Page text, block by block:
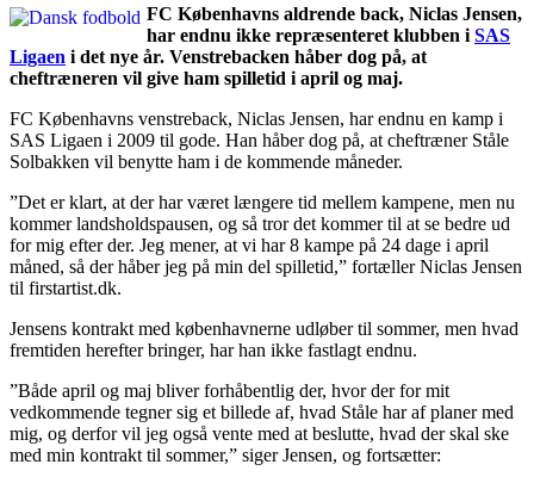
FC Københavns aldrende back, Niclas Jensen,
har endnu ikke repræsenteret klubben i SAS
Ligaen i det nye år. Venstrebacken håber dog på, at
cheftræneren vil give ham spilletid i april og maj.
FC Københavns venstreback, Niclas Jensen, har endnu en kamp i
SAS Ligaen i 2009 til gode. Han håber dog på, at cheftræner Ståle
Solbakken vil benytte ham i de kommende måneder.
”Det er klart, at der har været længere tid mellem kampene, men nu
kommer landsholdspausen, og så tror det kommer til at se bedre ud
for mig efter der. Jeg mener, at vi har 8 kampe på 24 dage i april
måned, så der håber jeg på min del spilletid,” fortæller Niclas Jensen
til firstartist.dk.
Jensens kontrakt med københavnerne udløber til sommer, men hvad
fremtiden herefter bringer, har han ikke fastlagt endnu.
”Både april og maj bliver forhåbentlig der, hvor der for mit
vedkommende tegner sig et billede af, hvad Ståle har af planer med
mig, og derfor vil jeg også vente med at beslutte, hvad der skal ske
med min kontrakt til sommer,” siger Jensen, og fortsætter: